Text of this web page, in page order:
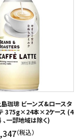
珈琲 ビーンズ&ロースタ
375g×24本×2ケース (4
一部地域は除く)
（税込）